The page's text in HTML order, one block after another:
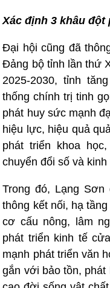
Xác định 3 khâu đột
Đại hội cũng đã
Đảng bộ tỉnh lần thứ
2025-2030, tỉnh
thống chính trị tinh
phát huy sức mạnh
hiệu lực, hiệu quả
phát triển khoa
chuyển đổi số và
Trong đó, Lạng
thông kết nối, hạ
cơ cấu nông, lâm
phát triển kinh tế
mạnh phát triển văn
gắn với bảo tồn, phát